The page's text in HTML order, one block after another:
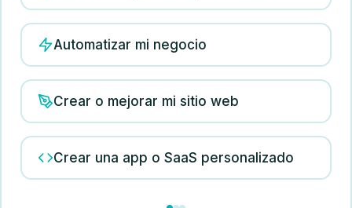
Automatizar mi negocio
Crear o mejorar mi sitio web
Crear una app o SaaS personalizado